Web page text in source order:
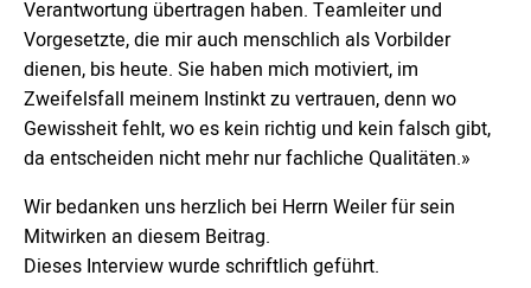
Verantwortung übertragen haben. Teamleiter und
Vorgesetzte, die mir auch menschlich als Vorbilder
dienen, bis heute. Sie haben mich motiviert, im
Zweifelsfall meinem Instinkt zu vertrauen, denn wo
Gewissheit fehlt, wo es kein richtig und kein falsch gibt,
da entscheiden nicht mehr nur fachliche Qualitäten.»
Wir bedanken uns herzlich bei Herrn Weiler für sein
Mitwirken an diesem Beitrag.
Dieses Interview wurde schriftlich geführt.